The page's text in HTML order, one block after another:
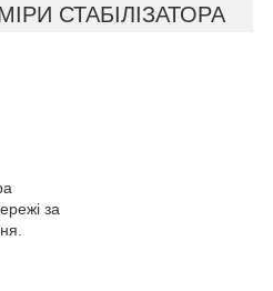
СТАБІЛІЗАТОРА
за